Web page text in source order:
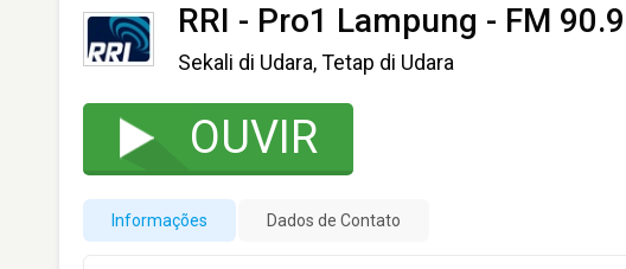
RRI - Pro1 Lampung - FM
Sekali di Udara, Tetap di Udara
OUVIR
Informações Dados de Contato